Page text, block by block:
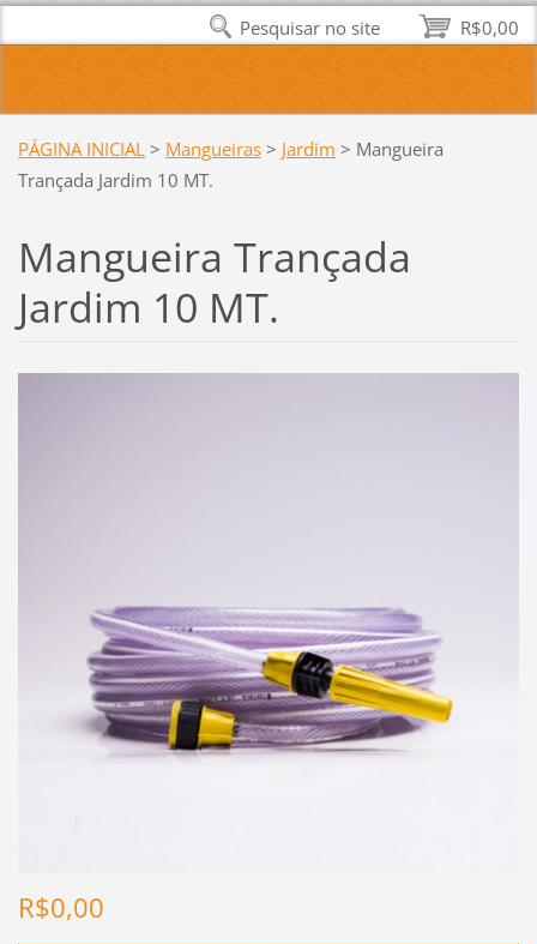
PÁGINA INICIAL > Mangueiras > Jardim > Mangueira
Trançada Jardim 10 MT.
Mangueira Trançada
Jardim 10 MT.
R$0,00
R$0,00
Pesquisar no site